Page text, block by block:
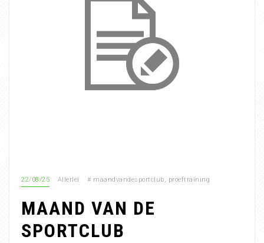
22/08/25 Allerlei # maandvandesportclub, proeftraining
MAAND VAN DE
SPORTCLUB